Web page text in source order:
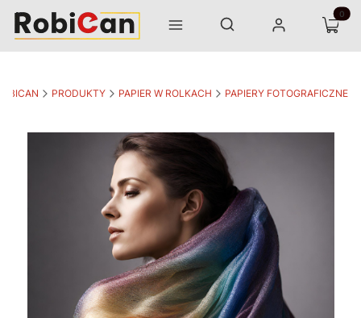
Menu Otwórz wyszukiwarkę
Szukaj Zaloguj się Koszyk
PRODUKTY PAPIER W ROLKACH PAPIERY FOTOGRAFICZNE